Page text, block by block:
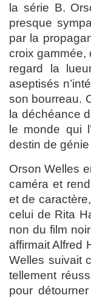
la série B.
presque
par la
croix gammée,
regard la
aseptisés
son bourreau.
la déchéance
le monde qui
destin de
Orson Welles
caméra et
et de
celui de Rita
non du film
affirmait Alfred
Welles suivait
tellement
pour